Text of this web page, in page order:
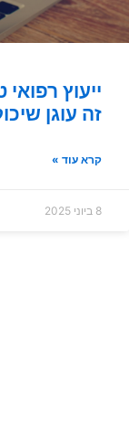
ייעוץ
זה עוגן
קרא עוד »
8 ביוני 2025